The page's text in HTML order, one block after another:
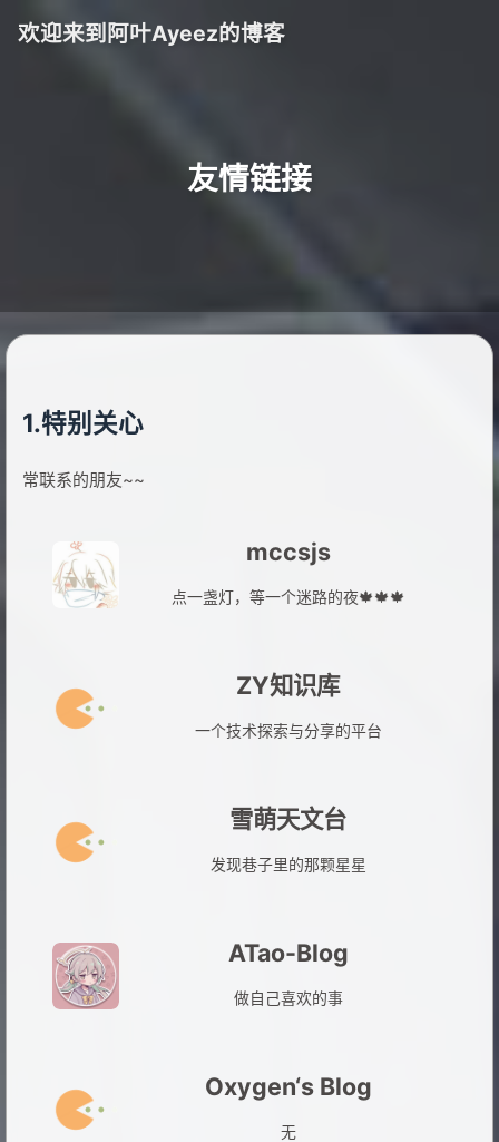
欢迎来到阿叶Ayeez的博客
友情链接
1.特别关心
常联系的朋友~~
mccsjs
点一盏灯，等一个迷路的夜🍁🍁🍁
ZY知识库
一个技术探索与分享的平台
雪萌天文台
发现巷子里的那颗星星
ATao-Blog
做自己喜欢的事
Oxygen‘s Blog
无